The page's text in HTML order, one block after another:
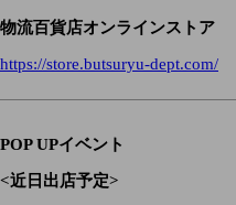
物流百貨店オンラインストア
https://store.butsuryu-dept.com/
POP UPイベント
<近日出店予定>